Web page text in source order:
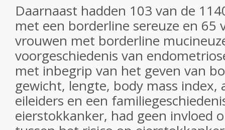
Daarnaast hadden 103 van de
met een borderline sereuze en 65
vrouwen met borderline
voorgeschiedenis van
met inbegrip van het geven van
gewicht, lengte, body mass index,
eileiders en een
eierstokkanker, had geen invloed